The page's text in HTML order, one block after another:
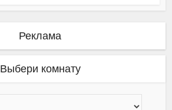
Реклама
Выбери комнату